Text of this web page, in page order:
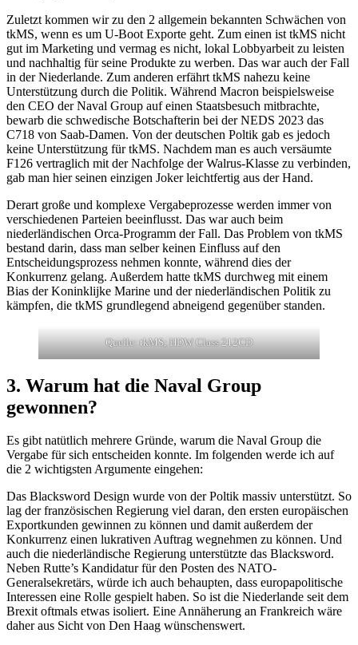
Zuletzt kommen wir zu den 2 allgemein bekannten Schwächen von
tkMS, wenn es um U-Boot Exporte geht. Zum einen ist tkMS nicht
gut im Marketing und vermag es nicht, lokal Lobbyarbeit zu leisten
und nachhaltig für seine Produkte zu werben. Das war auch der Fall
in der Niederlande. Zum anderen erfährt tkMS nahezu keine
Unterstützung durch die Politik. Während Macron beispielsweise
den CEO der Naval Group auf einen Staatsbesuch mitbrachte,
bewarb die schwedische Botschafterin bei der NEDS 2023 das
C718 von Saab-Damen. Von der deutschen Poltik gab es jedoch
keine Unterstützung für tkMS. Nachdem man es auch versäumte
F126 vertraglich mit der Nachfolge der Walrus-Klasse zu verbinden,
gab man hier seinen einzigen Joker leichtfertig aus der Hand.
Derart große und komplexe Vergabeprozesse werden immer von
verschiedenen Parteien beeinflusst. Das war auch beim
niederländischen Orca-Programm der Fall. Das Problem von tkMS
bestand darin, dass man selber keinen Einfluss auf den
Entscheidungsprozess nehmen konnte, während dies der
Konkurrenz gelang. Außerdem hatte tkMS durchweg mit einem
Bias der Koninklijke Marine und der niederländischen Politik zu
kämpfen, die tkMS grundlegend abneigend gegenüber standen.
Quelle: tkMS; HDW Class 212CD
3. Warum hat die Naval Group
gewonnen?
Es gibt natütlich mehrere Gründe, warum die Naval Group die
Vergabe für sich entscheiden konnte. Im folgenden werde ich auf
die 2 wichtigsten Argumente eingehen:
Das Blacksword Design wurde von der Poltik massiv unterstützt. So
lag der französischen Regierung viel daran, den ersten europäischen
Exportkunden gewinnen zu können und damit außerdem der
Konkurrenz einen lukrativen Auftrag wegnehmen zu können. Und
auch die niederländische Regierung unterstützte das Blacksword.
Neben Rutte’s Kandidatur für den Posten des NATO-
Generalsekretärs, würde ich auch behaupten, dass europapolitische
Interessen eine Rolle gespielt haben. So ist die Niederlande seit dem
Brexit oftmals etwas isoliert. Eine Annäherung an Frankreich wäre
daher aus Sicht von Den Haag wünschenswert.